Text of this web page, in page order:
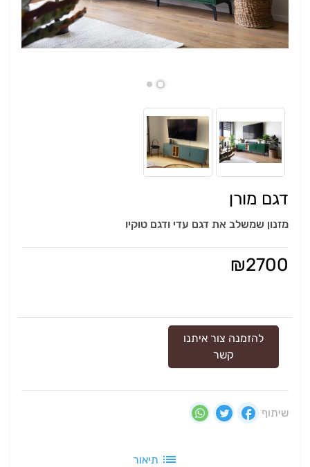
דגם מורן
מזנון שמשלב את דגם עדי ודגם טוקיו
₪2700
להזמנה צור איתנו
קשר
שיתוף
תיאור